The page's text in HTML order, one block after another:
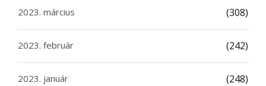
2023. március (308)
2023. február (242)
2023. január (248)